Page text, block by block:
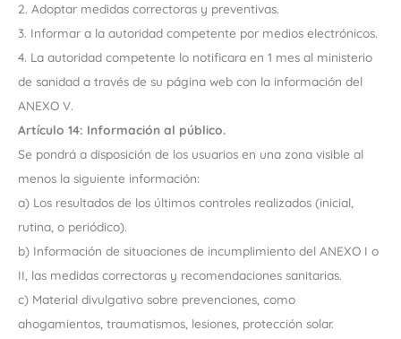
2. Adoptar medidas correctoras y preventivas.
3. Informar a la autoridad competente por medios electrónicos.
4. La autoridad competente lo notificara en 1 mes al ministerio
de sanidad a través de su página web con la información del
ANEXO V.
Artículo 14: Información al público.
Se pondrá a disposición de los usuarios en una zona visible al
menos la siguiente información:
a) Los resultados de los últimos controles realizados (inicial,
rutina, o periódico).
b) Información de situaciones de incumplimiento del ANEXO I o
II, las medidas correctoras y recomendaciones sanitarias.
c) Material divulgativo sobre prevenciones, como
ahogamientos, traumatismos, lesiones, protección solar.